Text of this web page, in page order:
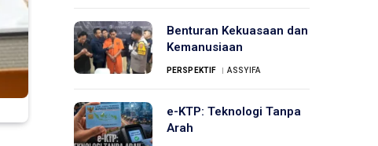
Benturan Kekuasaan dan
Kemanusiaan
PERSPEKTIF ASSYIFA
e-KTP: Teknologi Tanpa
Arah